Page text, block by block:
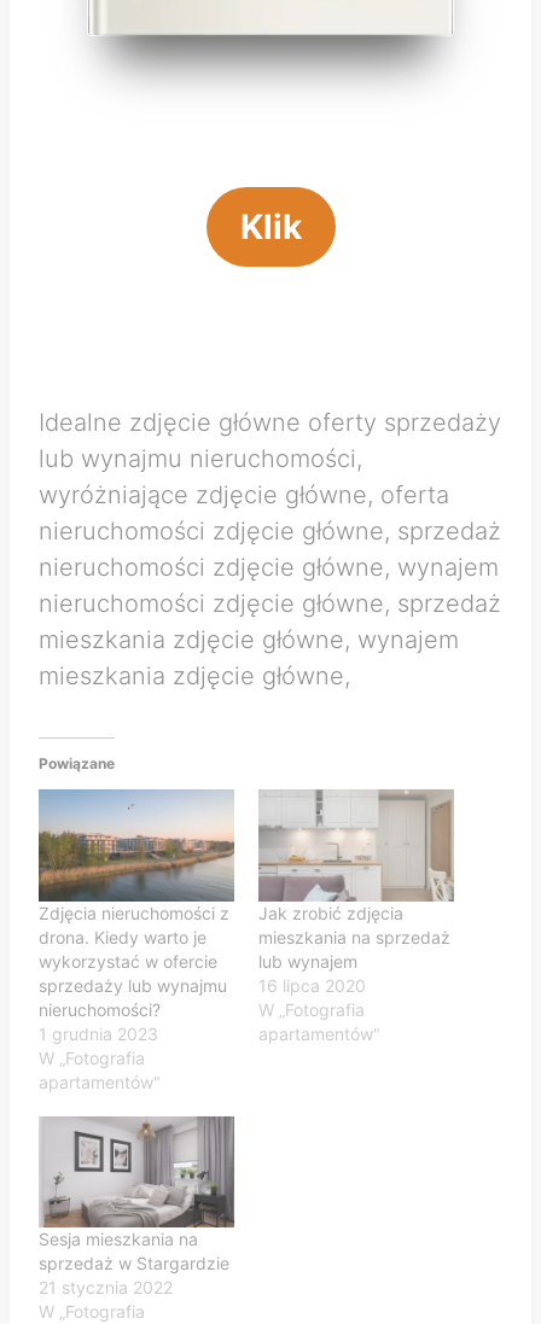
Klik
Idealne zdjęcie główne oferty sprzedaży
lub wynajmu nieruchomości,
wyróżniające zdjęcie główne, oferta
nieruchomości zdjęcie główne, sprzedaż
nieruchomości zdjęcie główne, wynajem
nieruchomości zdjęcie główne, sprzedaż
mieszkania zdjęcie główne, wynajem
mieszkania zdjęcie główne,
Powiązane
Zdjęcia nieruchomości z
drona. Kiedy warto je
wykorzystać w ofercie
sprzedaży lub wynajmu
nieruchomości?
1 grudnia 2023
W „Fotografia
apartamentów"
Jak zrobić zdjęcia
mieszkania na sprzedaż
lub wynajem
16 lipca 2020
W „Fotografia
apartamentów"
Sesja mieszkania na
sprzedaż w Stargardzie
21 stycznia 2022
W „Fotografia